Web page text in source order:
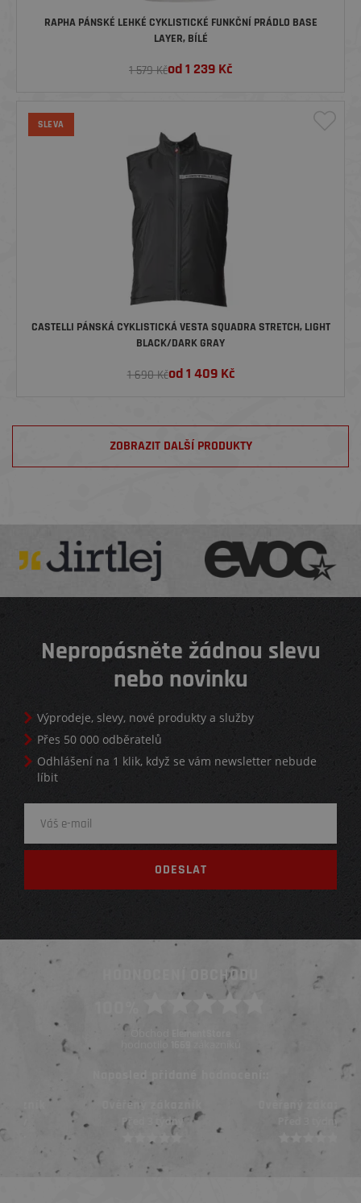
RAPHA PÁNSKÉ LEHKÉ CYKLISTICKÉ FUNKČNÍ PRÁDLO BASE
LAYER, BÍLÉ
1 579 Kčod1 239 Kč
SLEVA
CASTELLI PÁNSKÁ CYKLISTICKÁ VESTA SQUADRA STRETCH, LIGHT
BLACK/DARK GRAY
1 690 Kčod1 409Kč
ZOBRAZIT DALŠÍ PRODUKTY
Nepropásněte žádnou slevu
nebo novinku
Výprodeje, slevy, nové produkty a služby
Přes 50 000 odběratelů
Odhlášení na 1 klik, když se vám newsletter nebude
líbit
HODNOCENÍ OBCHODU
Obchod ElementStore
hodnotilo
Naposled přidané hodnocení::
Ověřený zákazník
Před 3 týdny